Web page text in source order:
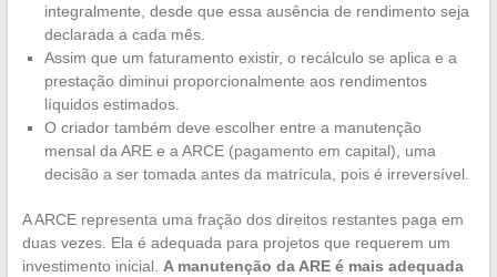
integralmente, desde que essa ausência de rendimento seja
declarada a cada mês.
Assim que um faturamento existir, o recálculo se aplica e a
prestação diminui proporcionalmente aos rendimentos
líquidos estimados.
O criador também deve escolher entre a manutenção
mensal da ARE e a ARCE (pagamento em capital), uma
decisão a ser tomada antes da matrícula, pois é irreversível.
A ARCE representa uma fração dos direitos restantes paga em
duas vezes. Ela é adequada para projetos que requerem um
investimento inicial. A manutenção da ARE é mais adequada